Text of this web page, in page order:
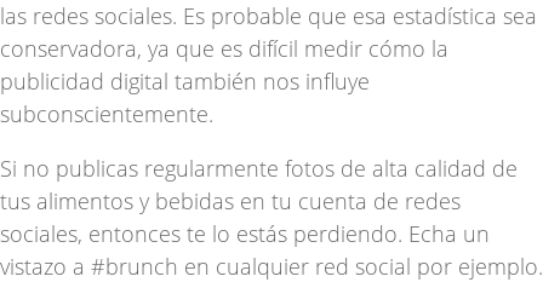
las redes sociales. Es probable que esa estadística sea
conservadora, ya que es difícil medir cómo la
publicidad digital también nos influye
subconscientemente.
Si no publicas regularmente fotos de alta calidad de
tus alimentos y bebidas en tu cuenta de redes
sociales, entonces te lo estás perdiendo. Echa un
vistazo a #brunch en cualquier red social por ejemplo.